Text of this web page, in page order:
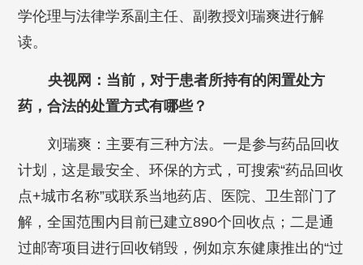
学伦理与法律学系副主任、副教授刘瑞爽进行解
读。
央视网：当前，对于患者所持有的闲置处方
药，合法的处置方式有哪些？
刘瑞爽：主要有三种方法。一是参与药品回收
计划，这是最安全、环保的方式，可搜索“药品回收
点+城市名称”或联系当地药店、医院、卫生部门了
解，全国范围内目前已建立890个回收点；二是通
过邮寄项目进行回收销毁，例如京东健康推出的“过